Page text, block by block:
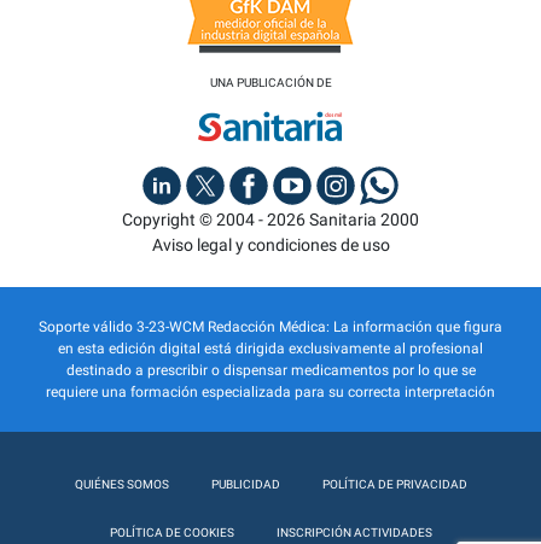
UNA PUBLICACIÓN DE
Copyright © 2004 - 2026 Sanitaria 2000
Aviso legal y condiciones de uso
Soporte válido 3-23-WCM Redacción Médica: La información que figura
en esta edición digital está dirigida exclusivamente al profesional
destinado a prescribir o dispensar medicamentos por lo que se
requiere una formación especializada para su correcta interpretación
QUIÉNES SOMOS PUBLICIDAD POLÍTICA DE PRIVACIDAD
POLÍTICA DE COOKIES INSCRIPCIÓN ACTIVIDADES